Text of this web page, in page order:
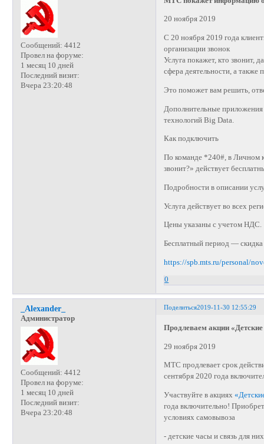
Сообщений: 4412
Провел на форуме:
1 месяц 10 дней
Последний визит:
Вчера 23:20:48
20 ноября 2019
С 20 ноября 2019 года
организации звонок
Услуга покажет, кто звонит,
сфера деятельности, а также
Это поможет вам решить,
Дополнительные
технологий Big Data.
Как подключить
По команде *240#, в Личном
звонит?» действует
Подробности в описании
Услуга действует во всех
Цены указаны с учетом НДС.
Бесплатный период — скидка
https://spb.mts.ru/personal/
0
Поделиться2019-11-30 12:55:29
_Alexander_
Администратор
Сообщений: 4412
Провел на форуме:
1 месяц 10 дней
Последний визит:
Вчера 23:20:48
Продлеваем акции «Детские
29 ноября 2019
МТС продлевает срок
сентября 2020 года
Участвуйте в акциях
года включительно!
условиях самовывоза
- детские часы и связь для